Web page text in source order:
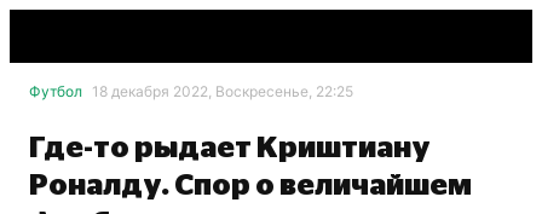
Футбол 18 декабря 2022, Воскресенье, 22:25
Где-то рыдает Криштиану
Роналду. Спор о величайшем